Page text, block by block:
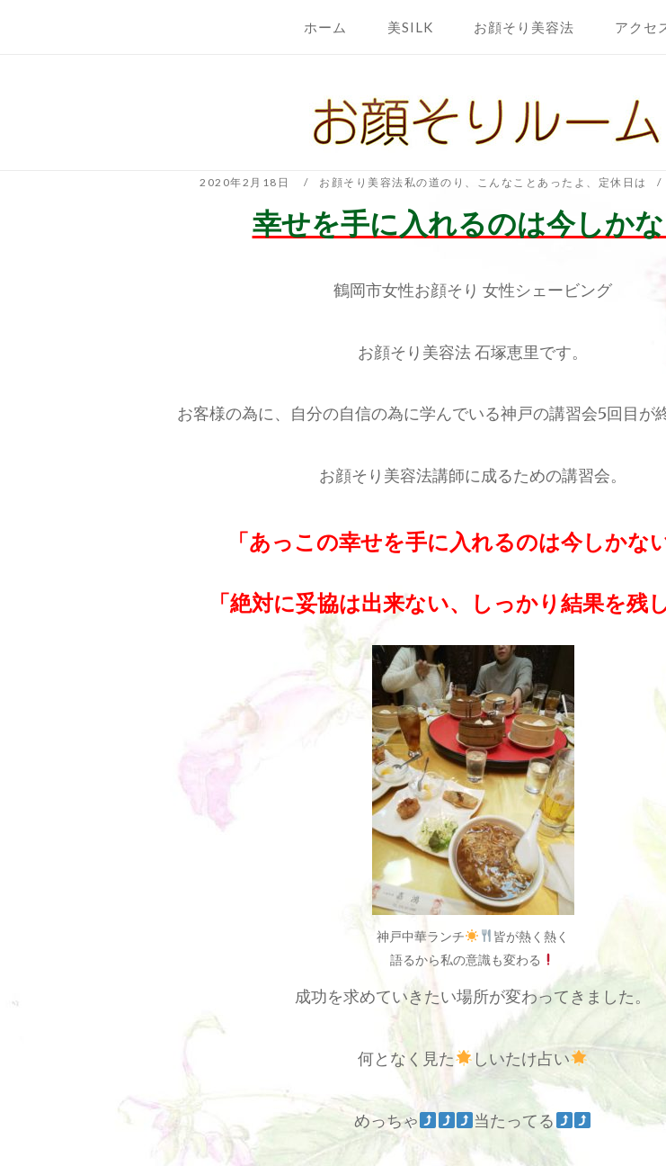
ホーム 美SILK お顔そり美容法 アクセ
2020年2月18日 お顔そり美容法私の道のり 、 こんなことあったよ 、 定休日は
幸せを手に入れるのは今しか
鶴岡市女性お顔そり 女性シェービング
お顔そり美容法 石塚恵里です。
お客様の為に、自分の自信の為に学んでいる神戸の講習会5回目が
お顔そり美容法講師に成るための講習会。
「あっこの幸せを手に入れるのは今しかな
「絶対に妥協は出来ない、しっかり結果を残
神戸中華ランチ
皆が熱く熱く
語るから私の意識も変わる
成功を求めていきたい場所が変わってきました。
何となく見た しいたけ占い
めっちゃ 当たってる